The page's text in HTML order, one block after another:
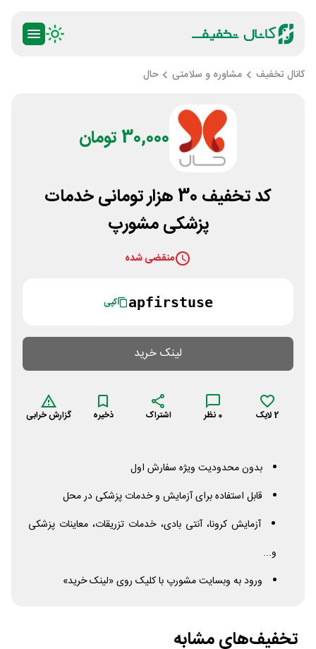
کانال تخفیف مشاوره و سلامتی حال
30,000 تومان
کد تخفیف 30 هزار تومانی خدمات
پزشکی مشورپ
منقضی شده
apfirstuse کپی
لینک خرید
2لایک 0 نظر اشتراک ذخیره گزارش خرابی
بدون محدودیت ویژه سفارش اول
قابل استفاده برای آزمایش و خدمات پزشکی در محل
آزمایش کرونا، آنتی بادی، خدمات تزریقات، معاینات پزشکی
و...
ورود به وبسایت مشورپ با کلیک روی «لینک خرید»
تخفیف‌های مشابه